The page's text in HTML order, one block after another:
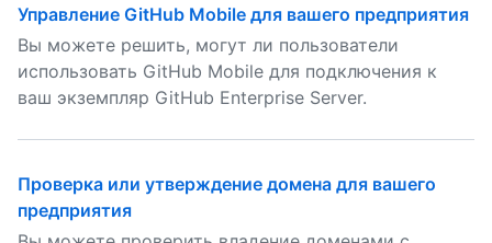
Управление GitHub Mobile для вашего предприятия
Вы можете решить, могут ли пользователи
использовать GitHub Mobile для подключения к
ваш экземпляр GitHub Enterprise Server.
Проверка или утверждение домена для вашего
предприятия